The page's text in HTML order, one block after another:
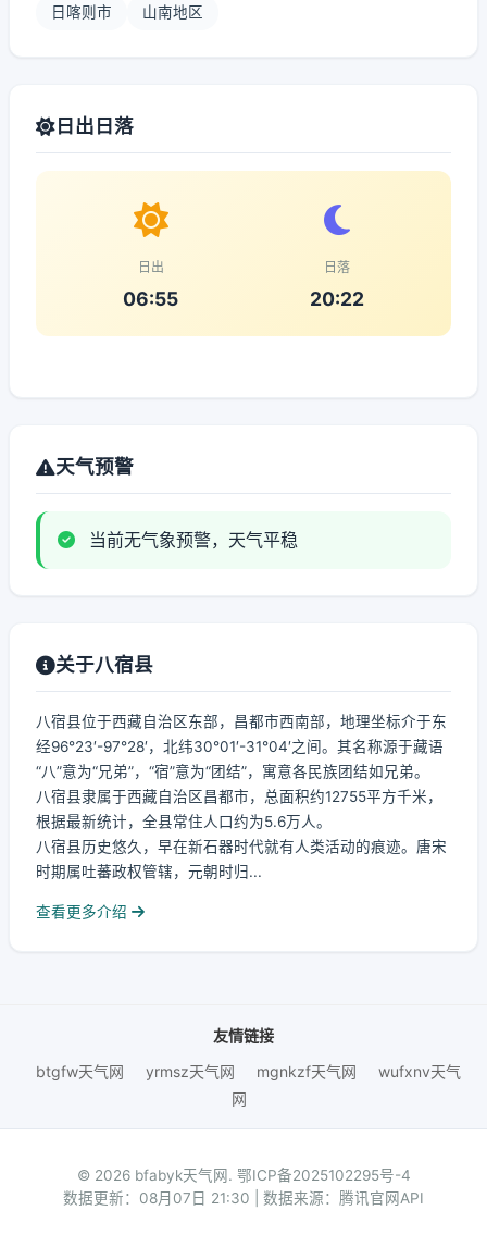
日喀则市 山南地区
日出日落
日出
06:55
日落
20:22
天气预警
当前无气象预警，天气平稳
关于八宿县
八宿县位于西藏自治区东部，昌都市西南部，地理坐标介于东
经96°23′-97°28′，北纬30°01′-31°04′之间。其名称源于藏语
“八”意为“兄弟”，“宿”意为“团结”，寓意各民族团结如兄弟。
八宿县隶属于西藏自治区昌都市，总面积约12755平方千米，
根据最新统计，全县常住人口约为5.6万人。
八宿县历史悠久，早在新石器时代就有人类活动的痕迹。唐宋
时期属吐蕃政权管辖，元朝时归...
查看更多介绍
友情链接
btgfw天气网
yrmsz天气网 mgnkzf天气网
wufxnv天气
网
© 2026 bfabyk天气网. 鄂ICP备2025102295号-4
数据更新：08月07日 21:30 | 数据来源：腾讯官网API